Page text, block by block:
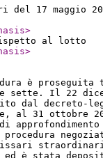
del 17
>
rispetto al lotto
>
è
sette. Il 22
dal decreto-
al 31 ottobre
ed è stata